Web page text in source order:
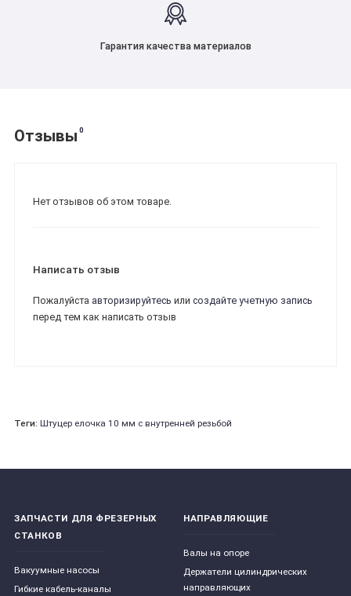
Гарантия качества материалов
Отзывы 0
Нет отзывов об этом товаре.
Написать отзыв
Пожалуйста авторизируйтесь или создайте учетную запись
перед тем как написать отзыв
Теги: Штуцер елочка 10 мм с внутренней резьбой
ЗАПЧАСТИ ДЛЯ ФРЕЗЕРНЫХ
СТАНКОВ
Вакуумные насосы
Гибкие кабель-каналы
НАПРАВЛЯЮЩИЕ
Валы на опоре
Держатели цилиндрических
направляющих